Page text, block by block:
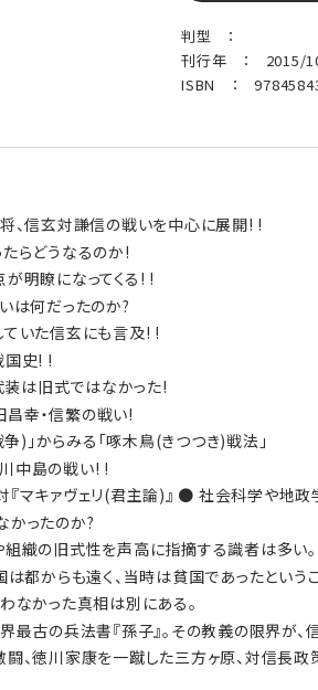
判型 ：
刊行年 ： 2015/
ISBN ：
、信玄対謙信の戦いを中心に展開! !
らどうなるのか!
明瞭になってくる! !
は何だったのか?
いた信玄にも言及! !
国史! !
は旧式ではなかった!
幸・信繁の戦い!
)」からみる「啄木鳥(きつつき)戦法」
川中島の戦い! !
対『マキァヴェリ(君主論)』 ● 社会科学や
ったのか?
織の旧式性を声高に指摘する識者は多い。
は都からも遠く、当時は貧国であったという
なかった真相は別にある。
最古の兵法書『孫子』。その教義の限界が
、徳川家康を一蹴した三方ヶ原、対信長